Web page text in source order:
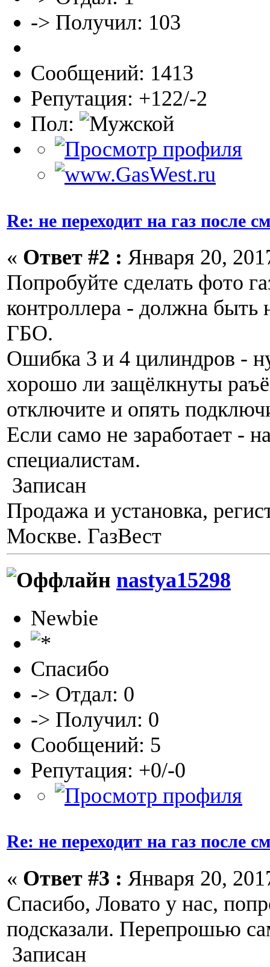
-> Получил: 103
Сообщений: 1413
Репутация: +122/-2
Пол:
Re: не переходит на газ после
« Ответ #2 : Января 20,
Попробуйте сделать фото
контроллера - должна быть
ГБО.
Ошибка 3 и 4 цилиндров -
хорошо ли защёлкнуты
отключите и опять
Если само не заработает -
специалистам.
Записан
Продажа и установка,
Москве. ГазВест
nastya15298
Newbie
Спасибо
-> Отдал: 0
-> Получил: 0
Сообщений: 5
Репутация: +0/-0
Re: не переходит на газ после
« Ответ #3 : Января 20,
Спасибо, Ловато у нас,
подсказали. Перепрошью
Записан